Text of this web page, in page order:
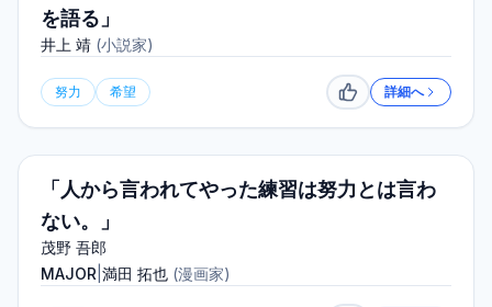
を語る」
井上 靖 (小説家)
努力 希望 いいね詳細へ
「人から言われてやった練習は努力とは言わ
ない。」
茂野 吾郎
MAJOR 満田 拓也 (漫画家)